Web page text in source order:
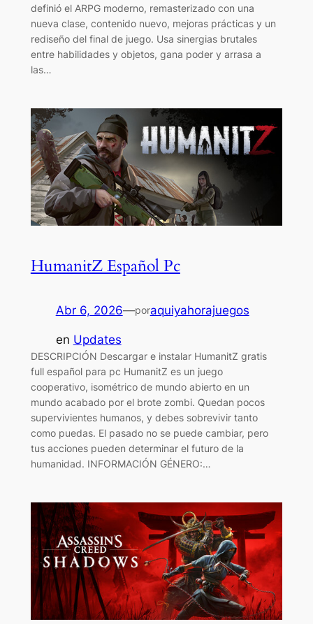
definió el ARPG moderno, remasterizado con una
nueva clase, contenido nuevo, mejoras prácticas y un
rediseño del final de juego. Usa sinergias brutales
entre habilidades y objetos, gana poder y arrasa a
las…
HumanitZ Español Pc
Abr 6, 2026—poraquiyahorajuegos
en Updates
DESCRIPCIÓN Descargar e instalar HumanitZ gratis
full español para pc HumanitZ es un juego
cooperativo, isométrico de mundo abierto en un
mundo acabado por el brote zombi. Quedan pocos
supervivientes humanos, y debes sobrevivir tanto
como puedas. El pasado no se puede cambiar, pero
tus acciones pueden determinar el futuro de la
humanidad. INFORMACIÓN GÉNERO:…